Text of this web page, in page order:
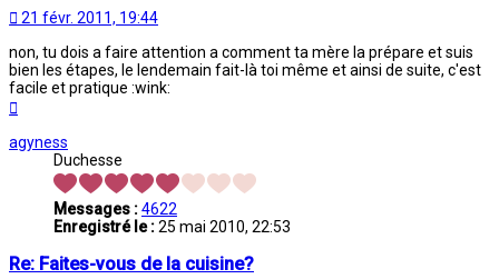
21 févr. 2011, 19:44
non, tu dois a faire attention a comment ta mère la prépare et suis
bien les étapes, le lendemain fait-là toi même et ainsi de suite, c'est
facile et pratique :wink:
agyness
Duchesse
Messages :4622
Enregistré le :25 mai 2010, 22:53
Re: Faites-vous de la cuisine?